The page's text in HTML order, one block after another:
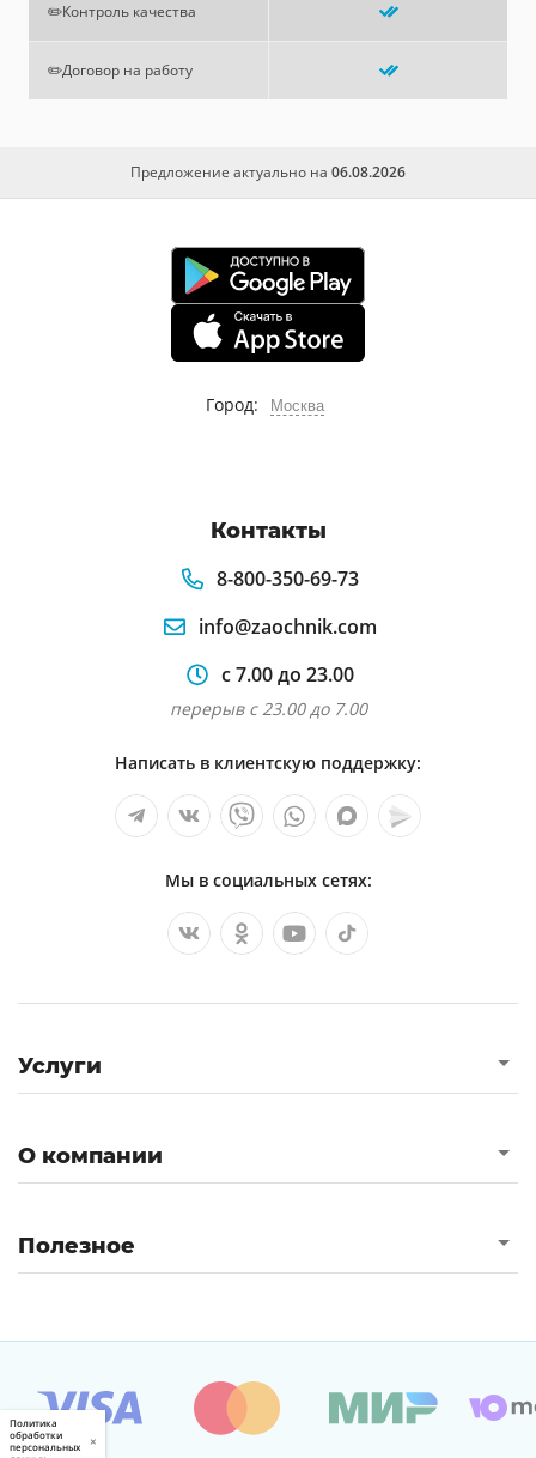
✏️Контроль качества
✏️Договор на работу
Предложение актуально на 06.08.2026
Город: Москва
Контакты
8-800-350-69-73
info@zaochnik.com
с 7.00 до 23.00
перерыв с 23.00 до 7.00
Написать в клиентскую поддержку:
Мы в социальных сетях:
Услуги
О компании
Полезное
Политика
обработки
персональных
×